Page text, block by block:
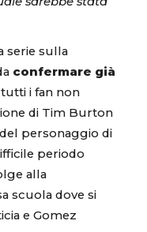
serie sulla
confermare già
i fan non
di Tim Burton
personaggio di
periodo
alla
scuola dove si
e Gomez